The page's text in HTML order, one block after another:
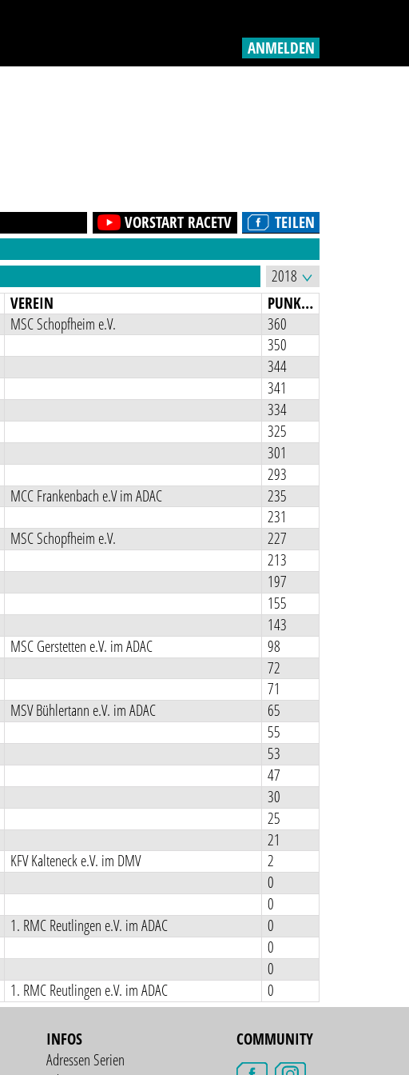
ANMELDEN
TEILEN
VORSTART RACETV
VEREIN
PUNKTE
MSC Schopfheim e.V.
360
350
344
341
334
325
301
293
MCC Frankenbach e.V im ADAC
235
231
MSC Schopfheim e.V.
227
213
197
155
143
MSC Gerstetten e.V. im ADAC
98
72
71
MSV Bühlertann e.V. im ADAC
65
55
53
47
30
25
21
KFV Kalteneck e.V. im DMV
2
0
0
1. RMC Reutlingen e.V. im ADAC
0
0
0
1. RMC Reutlingen e.V. im ADAC 0
INFOS
Adressen Serien
COMMUNITY